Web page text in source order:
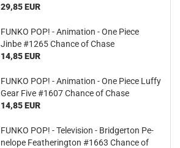
29,85 EUR
FUNKO POP! - Ani­ma­ti­on - One Piece
Jinbe #1265 Chan­ce of Chase
14,85 EUR
FUNKO POP! - Ani­ma­ti­on - One Piece Luffy
Gear Five #1607 Chan­ce of Chase
14,85 EUR
FUNKO POP! - Te­le­vi­si­on - Brid­gerton Pe­
ne­lo­pe Fea­the­ring­ton #1663 Chan­ce of